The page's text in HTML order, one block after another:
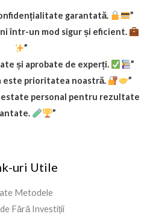
garantată.
”
într-un mod sigur și eficient.
”
și aprobate de experți.
”
este prioritatea noastră.
”
personal pentru rezultate
”
uri Utile
Metodele
Fără Investiții